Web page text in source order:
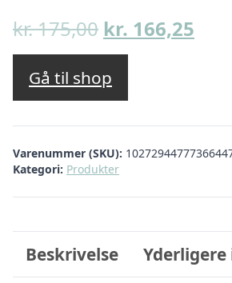
kr.175,00 Den
oprindelige
pris
var:
kr. 175,00.
kr. 166,25
kr.
Gå til shop
Varenummer (SKU):
Kategori: Produkter
Beskrivelse